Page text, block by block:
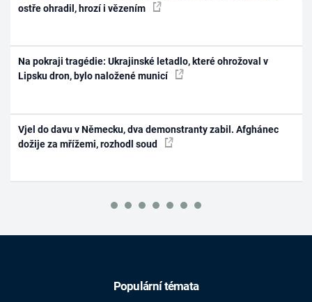
ostře ohradil, hrozí i vězením
Na pokraji tragédie: Ukrajinské letadlo, které ohrožoval v
Lipsku dron, bylo naložené municí
Vjel do davu v Německu, dva demonstranty zabil. Afghánec
dožije za mřížemi, rozhodl soud
Populární témata